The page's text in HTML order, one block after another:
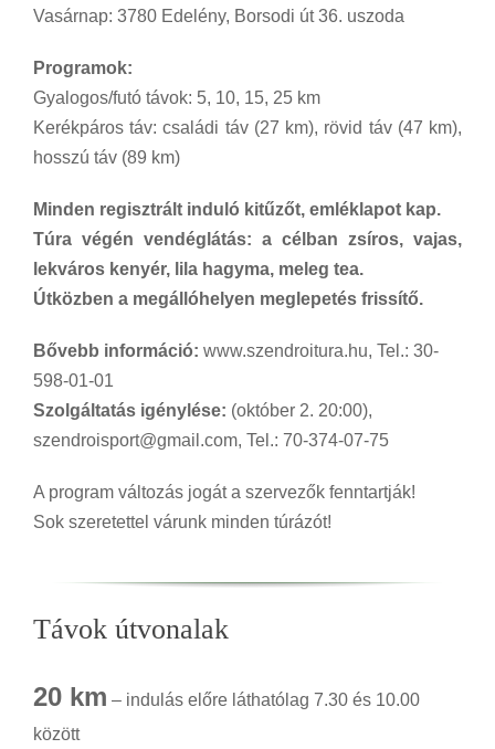
Vasárnap: 3780 Edelény, Borsodi út 36. uszoda
Programok:
Gyalogos/futó távok: 5, 10, 15, 25 km
Kerékpáros táv: családi táv (27 km), rövid táv (47 km),
hosszú táv (89 km)
Minden regisztrált induló kitűzőt, emléklapot kap.
Túra végén vendéglátás: a célban zsíros, vajas,
lekváros kenyér, lila hagyma, meleg tea.
Útközben a megállóhelyen meglepetés frissítő.
Bővebb információ: www.szendroitura.hu, Tel.: 30-
598-01-01
Szolgáltatás igénylése: (október 2. 20:00),
szendroisport@gmail.com, Tel.: 70-374-07-75
A program változás jogát a szervezők fenntartják!
Sok szeretettel várunk minden túrázót!
Távok útvonalak
20 km – indulás előre láthatólag 7.30 és 10.00
között